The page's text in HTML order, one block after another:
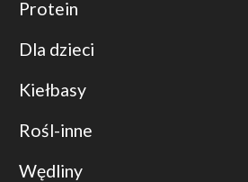
Protein
Dla dzieci
Kiełbasy
Rośl-inne
Wędliny